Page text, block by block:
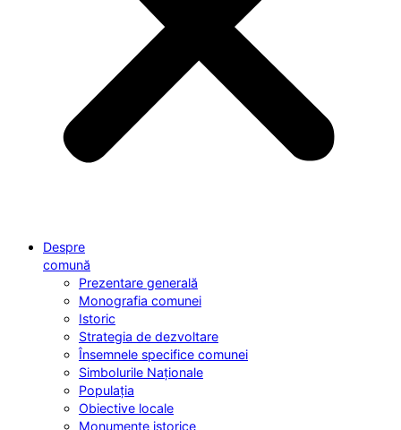
Despre
comună
Prezentare generală
Monografia comunei
Istoric
Strategia de dezvoltare
Însemnele specifice comunei
Simbolurile Naționale
Populația
Obiective locale
Monumente istorice